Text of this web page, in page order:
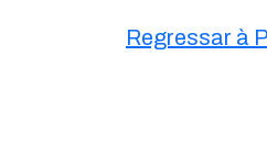
Regressar à